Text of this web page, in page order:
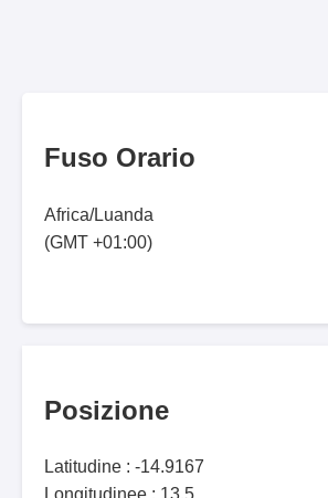
Fuso Orario
Africa/Luanda
(GMT +01:00)
Posizione
Latitudine : -14.9167